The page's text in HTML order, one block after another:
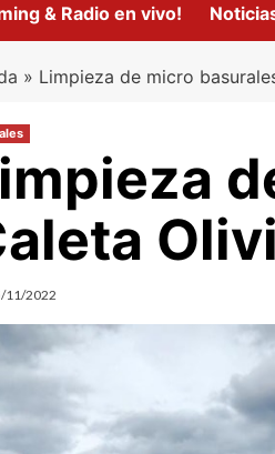
& Radio en vivo!
» Limpieza de micro
11/2022